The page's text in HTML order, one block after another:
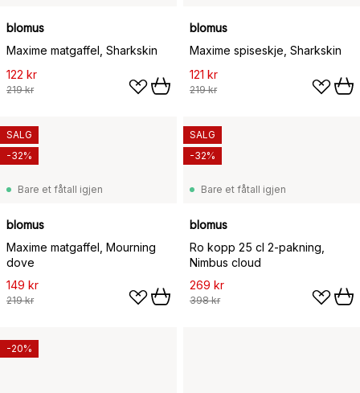
blomus
Maxime matgaffel, Sharkskin
122 kr
219 kr
blomus
Maxime spiseskje, Sharkskin
121 kr
219 kr
Bare et fåtall igjen
blomus
Maxime matgaffel, Mourning
dove
149 kr
219 kr
SALG
-32%
Bare et fåtall igjen
blomus
Ro kopp 25 cl 2-pakning,
Nimbus cloud
269 kr
398 kr
SALG
-32%
-20%